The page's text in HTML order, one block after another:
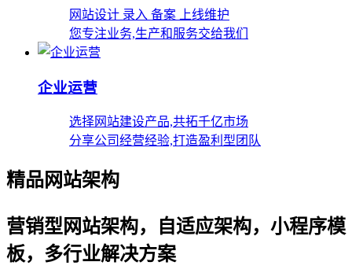
网站设计 录入 备案 上线维护
您专注业务,生产和服务交给我们
企业运营
选择网站建设产品,共拓千亿市场
分享公司经营经验,打造盈利型团队
精品网站架构
营销型网站架构，自适应架构，小程序模
板，多行业解决方案